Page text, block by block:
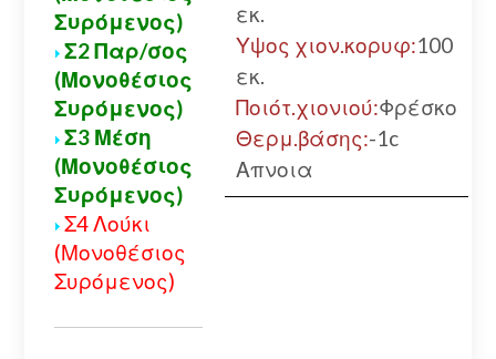
Συρόμενος)
Σ2 Παρ/σος
(Μονοθέσιος
Συρόμενος)
Σ3 Μέση
(Μονοθέσιος
Συρόμενος)
Σ4 Λούκι
(Μονοθέσιος
Συρόμενος)
εκ.
Υψος χιον.κορυφ:100
εκ.
Ποιότ.χιονιού:Φρέσκο
Θερμ.βάσης:-1c
Απνοια